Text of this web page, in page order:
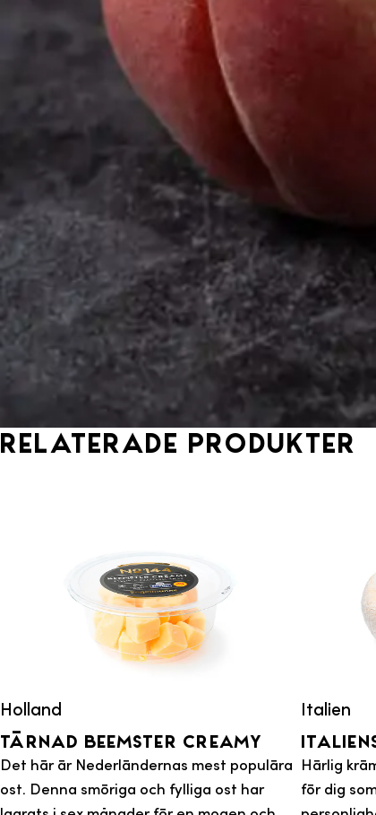
Relaterade produkter
Holland
Tärnad Beemster Creamy
Det här är Nederländernas mest populära
ost. Denna smöriga och fylliga ost har
Italien
Härlig
för dig